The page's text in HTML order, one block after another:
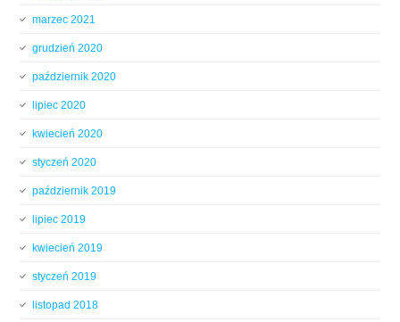
marzec 2021
grudzień 2020
październik 2020
lipiec 2020
kwiecień 2020
styczeń 2020
październik 2019
lipiec 2019
kwiecień 2019
styczeń 2019
listopad 2018